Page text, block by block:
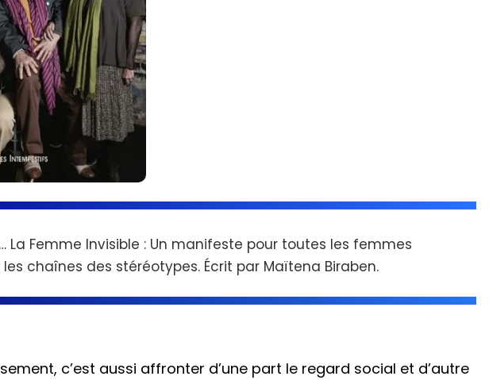
La Femme Invisible : Un manifeste pour toutes les femmes
chaînes des stéréotypes. Écrit par Maïtena Biraben.
c’est aussi affronter d’une part le regard social et d’autre